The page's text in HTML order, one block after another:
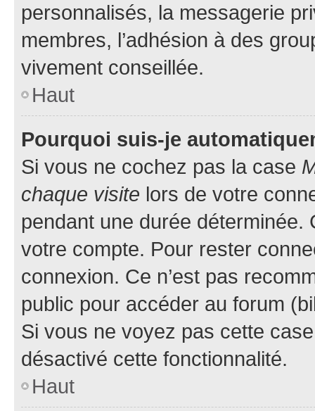
personnalisés, la messagerie
membres, l’adhésion à des
vivement conseillée.
Haut
Pourquoi suis-je
Si vous ne cochez pas la case
chaque visite lors de votre
pendant une durée déterminée.
votre compte. Pour rester
connexion. Ce n’est pas
public pour accéder au forum
Si vous ne voyez pas cette
désactivé cette fonctionnalité.
Haut